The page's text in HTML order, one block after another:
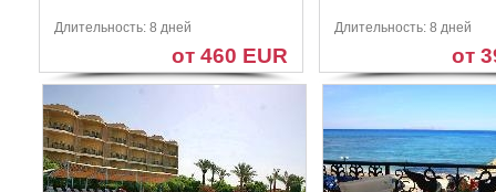
Длительность: 8 дней
от 460 EUR
Длительность: 8 дней
от